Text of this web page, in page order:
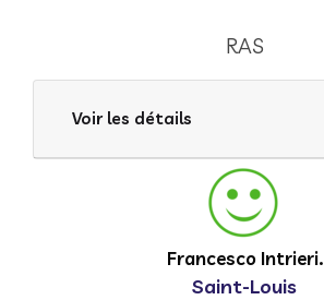
RAS
Voir les détails
Francesco Intrieri.
Saint-Louis